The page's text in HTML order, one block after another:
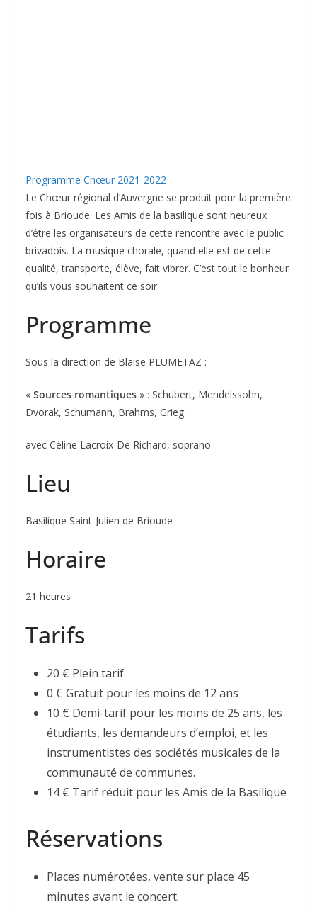
Programme Chœur 2021-2022
Le Chœur régional d’Auvergne se produit pour la première
fois à Brioude. Les Amis de la basilique sont heureux
d’être les organisateurs de cette rencontre avec le public
brivadois. La musique chorale, quand elle est de cette
qualité, transporte, élève, fait vibrer. C’est tout le bonheur
qu’ils vous souhaitent ce soir.
Programme
Sous la direction de Blaise PLUMETAZ :
« Sources romantiques » : Schubert, Mendelssohn,
Dvorak, Schumann, Brahms, Grieg
avec Céline Lacroix-De Richard, soprano
Lieu
Basilique Saint-Julien de Brioude
Horaire
21 heures
Tarifs
20 € Plein tarif
0 € Gratuit pour les moins de 12 ans
10 € Demi-tarif pour les moins de 25 ans, les
étudiants, les demandeurs d’emploi, et les
instrumentistes des sociétés musicales de la
communauté de communes.
14 € Tarif réduit pour les Amis de la Basilique
Réservations
Places numérotées, vente sur place 45
minutes avant le concert.